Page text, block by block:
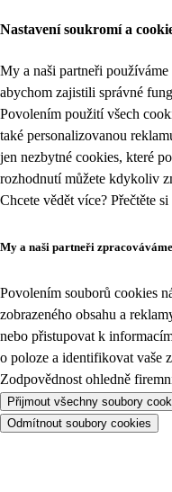
Nastavení soukromí a
My a naši partneři
abychom zajistili správné
Povolením použití všech
také personalizovanou
jen nezbytné cookies, které
rozhodnutí můžete kdykoliv
Chcete vědět více? Přečtěte
My a naši partneři
Povolením souborů cookies
zobrazeného obsahu a
nebo přistupovat k
o poloze a identifikovat vaše
Zodpovědnost ohledně
Přijmout všechny soubory
Odmítnout soubory cookies